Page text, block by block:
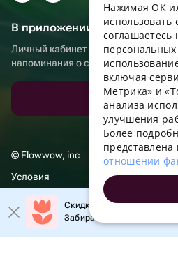
В приложении еще удобнее!
Личный кабинет получателя,
напоминания о событиях
Скачать
© Flowwow, inc
Условия
Обработка персональных данных
Скидка 20% на первый
Забирайте промокод в
Нажимая ОК
использовать
соглашаетесь
включая
Метрика» и
анализа
улучшения
Более
представлена
отношении